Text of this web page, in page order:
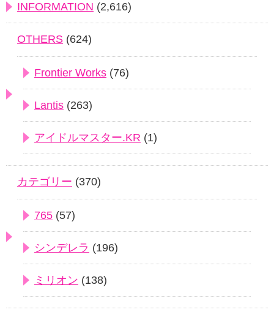
INFORMATION (2,616)
OTHERS (624)
Frontier Works (76)
Lantis (263)
アイドルマスター.KR (1)
カテゴリー (370)
765 (57)
シンデレラ (196)
ミリオン (138)